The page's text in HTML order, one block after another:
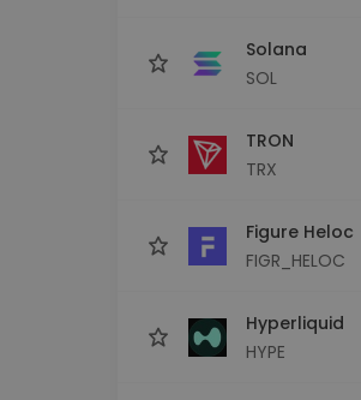
Solana
SOL
TRON
TRX
Figure Heloc
FIGR_HELOC
Hyperliquid
HYPE